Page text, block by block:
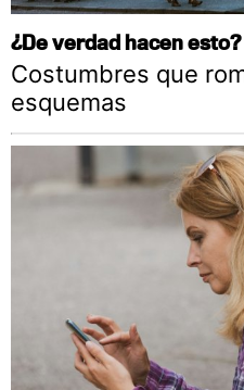
¿De verdad hacen esto?
Costumbres que
esquemas